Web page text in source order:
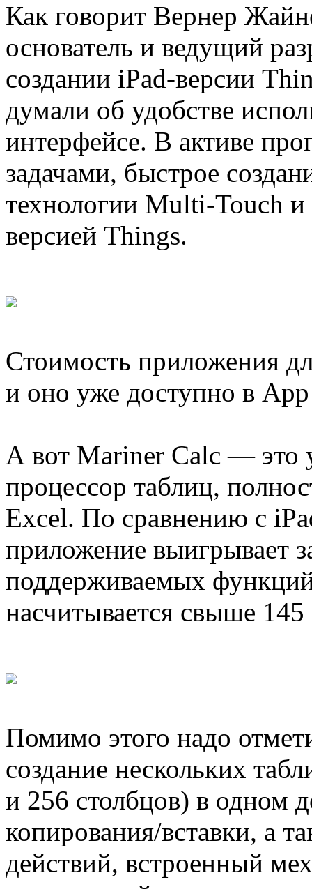
Как говорит Вернер
основатель и ведущий
создании iPad-версии
думали об удобстве
интерфейсе. В активе
задачами, быстрое
технологии Multi-Touch и
версией Things.
Стоимость приложения
и оно уже доступно в
А вот Mariner Calc — это
процессор таблиц,
Excel. По сравнению с
приложение выигрывает
поддерживаемых
насчитывается свыше
Помимо этого надо
создание нескольких
и 256 столбцов) в одном
копирования/вставки, а
действий, встроенный